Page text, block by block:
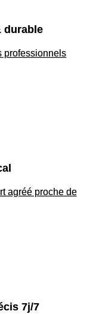
durable
professionnels
agréé proche de
7j/7